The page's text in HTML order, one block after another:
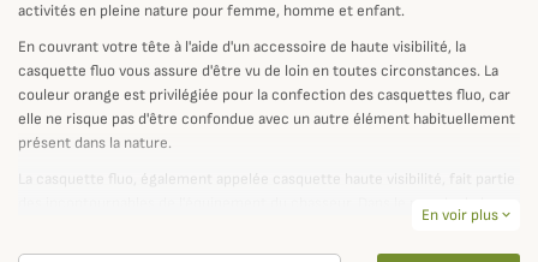
activités en pleine nature pour femme, homme et enfant.
En couvrant votre tête à l'aide d'un accessoire de haute visibilité, la
casquette fluo vous assure d'être vu de loin en toutes circonstances. La
couleur orange est privilégiée pour la confection des casquettes fluo, car
elle ne risque pas d'être confondue avec un autre élément habituellement
présent dans la nature.
La casquette fluo, également appelée casquette haute visibilité, fait partie
chasse à tir plus particulièrement, la casquette fluo s'adresse notamment
aux traqueurs et aux traqueuses, ou pour la battue du grand gibier.
En voir plus expand_more